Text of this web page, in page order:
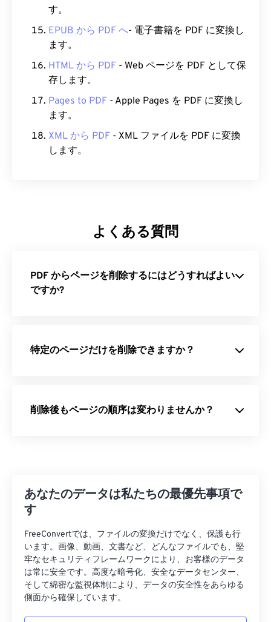
す。
EPUB から PDF へ- 電子書籍を PDF に変換し
ます。
HTML から PDF - Web ページを PDF として保
存します。
Pages to PDF - Apple Pages を PDF に変換し
ます。
XML から PDF - XML ファイルを PDF に変換
します。
よくある質問
PDF からページを削除するにはどうすればよい
ですか?
特定のページだけを削除できますか？
削除後もページの順序は変わりませんか？
あなたのデータは私たちの最優先事項で
す
FreeConvertでは、ファイルの変換だけでなく、保護も行
います。画像、動画、文書など、どんなファイルでも、堅
牢なセキュリティフレームワークにより、お客様のデータ
は常に安全です。高度な暗号化、安全なデータセンター、
そして綿密な監視体制により、データの安全性をあらゆる
側面から確保しています。